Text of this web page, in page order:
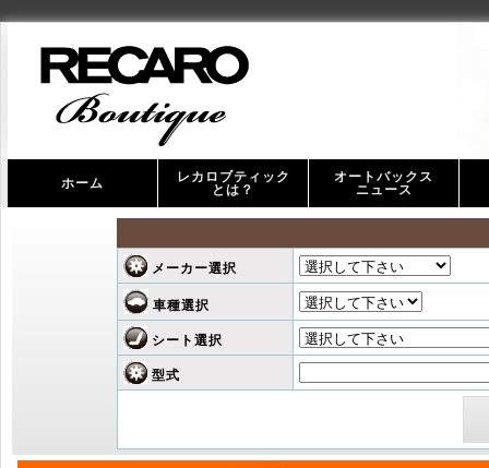
ホーム
レカロブティック
とは？
オートバックス
ニュース
メーカー選択
車種選択
シート選択
型式